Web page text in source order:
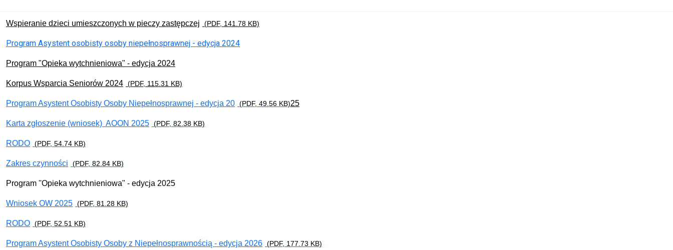
Wspieranie dzieci umieszczonych w pieczy zastępczej (PDF, 141.78 KB)
Program Asystent osobisty osoby niepełnosprawnej - edycja 2024
Program "Opieka wytchnieniowa" - edycja 2024
Korpus Wsparcia Seniorów 2024 (PDF, 115.31 KB)
Program Asystent Osobisty Osoby Niepełnosprawnej - edycja 20 (PDF, 49.56 KB)25
Karta zgłoszenie (wniosek) AOON 2025 (PDF, 82.38 KB)
RODO (PDF, 54.74 KB)
Zakres czynności (PDF, 82.84 KB)
Program ''Opieka wytchnieniowa" - edycja 2025
Wniosek OW 2025 (PDF, 81.28 KB)
RODO (PDF, 52.51 KB)
Program Asystent Osobisty Osoby z Niepełnosprawnością - edycja 2026 (PDF, 177.73 KB)